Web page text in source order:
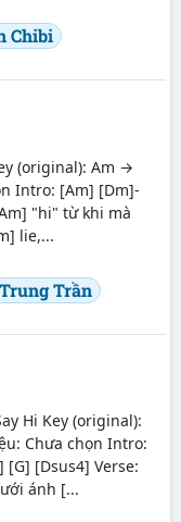
Chibi
(original): Am →
Intro: [Am] [Dm]-
"hi" từ khi mà
lie,...
Trung Trần
Hi Key (original):
Chưa chọn Intro:
[G] [Dsus4] Verse:
ánh [...